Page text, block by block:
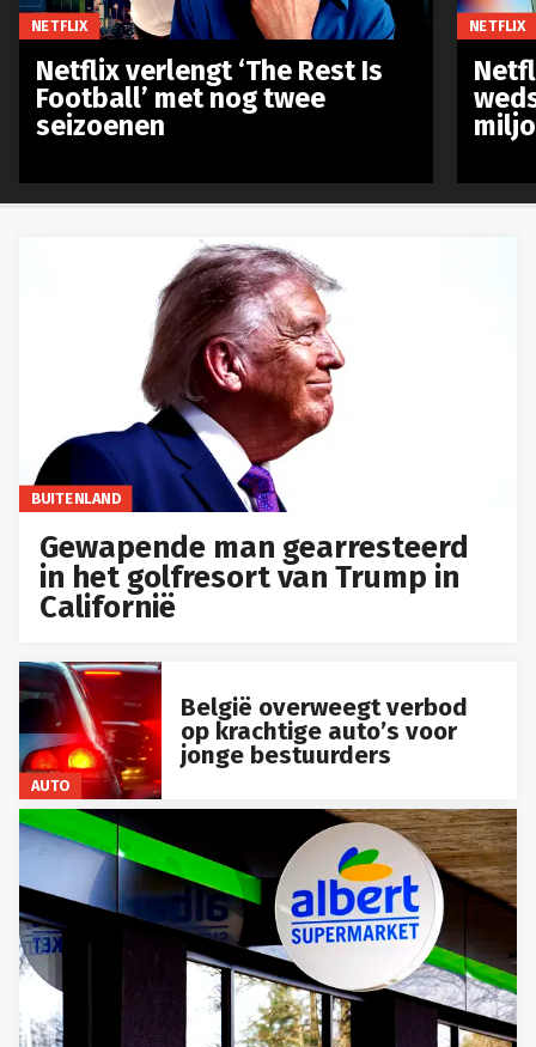
BUITENLAND
Gewapende man gearresteerd
in het golfresort van Trump in
Californië
AUTO
België overweegt verbod
op krachtige auto’s voor
jonge bestuurders
NETFLIX
Netflix verlengt ‘The Rest Is
Football’ met nog twee
seizoenen
NETFLIX